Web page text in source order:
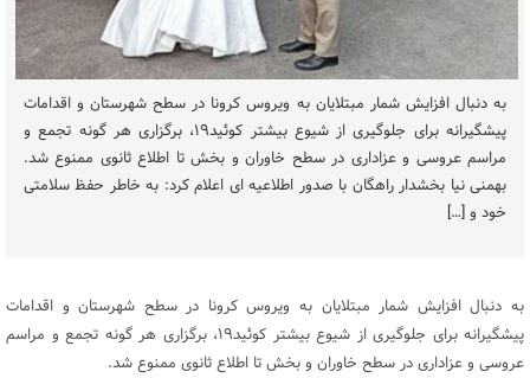
به دنبال افزایش شمار مبتلایان به ویروس کرونا در سطح شهرستان و اقدامات
پیشگیرانه برای جلوگیری از شیوع بیشتر کوئید۱۹، برگزاری هر گونه تجمع و
مراسم عروسی و عزاداری در سطح خاوران و بخش تا اطلاع ثانوی ممنوع شد.
بهمنی نیا بخشدار راهگان با صدور اطلاعیه ای اعلام کرد: به خاطر حفظ سلامتی
خود و […]
به دنبال افزایش شمار مبتلایان به ویروس کرونا در سطح شهرستان و اقدامات
پیشگیرانه برای جلوگیری از شیوع بیشتر کوئید۱۹، برگزاری هر گونه تجمع و مراسم
عروسی و عزاداری در سطح خاوران و بخش تا اطلاع ثانوی ممنوع شد.